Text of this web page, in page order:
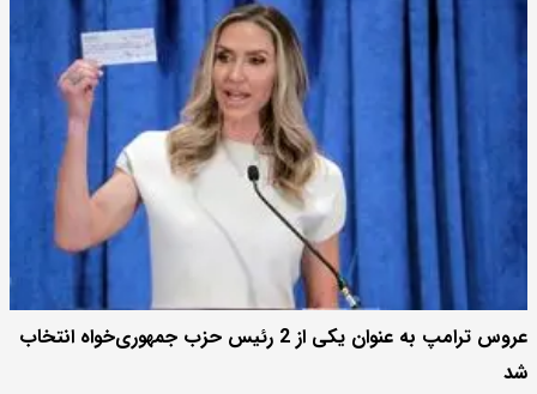
عروس ترامپ به عنوان یکی از 2 رئیس حزب جمهوری‌خواه انتخاب
شد